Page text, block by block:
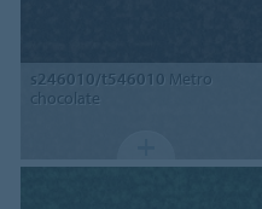
s246010/t546010 Metro
chocolate